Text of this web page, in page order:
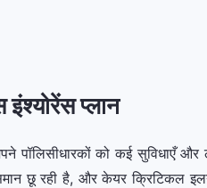
प्लान
पॉलिसीधारकों को कई सुविधाएँ
छू रही है, और केयर क्रिटिकल